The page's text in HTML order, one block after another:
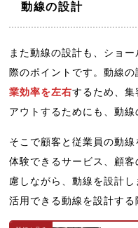
動線の設計
また動線の設計も、ショ
際のポイントです。動線の
業効率を左右するため、集
アウトするためにも、動線
そこで顧客と従業員の動
体験できるサービス、顧
慮しながら、動線を設計
活用できる動線を設計する